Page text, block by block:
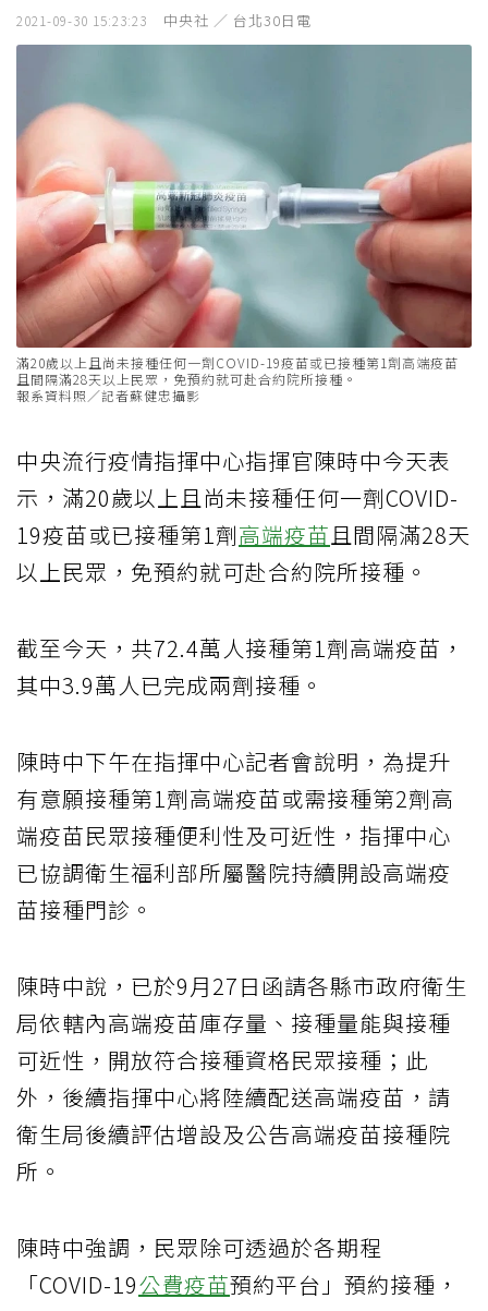
2021-09-30 15:23:23 中央社 ／ 台北30日電
滿20歲以上且尚未接種任何一劑COVID-19疫苗或已接種第1劑高端疫苗
且間隔滿28天以上民眾，免預約就可赴合約院所接種。
報系資料照／記者蘇健忠攝影
中央流行疫情指揮中心指揮官陳時中今天表
示，滿20歲以上且尚未接種任何一劑COVID-
19疫苗或已接種第1劑高端疫苗且間隔滿28天
以上民眾，免預約就可赴合約院所接種。
截至今天，共72.4萬人接種第1劑高端疫苗，
其中3.9萬人已完成兩劑接種。
陳時中下午在指揮中心記者會說明，為提升
有意願接種第1劑高端疫苗或需接種第2劑高
端疫苗民眾接種便利性及可近性，指揮中心
已協調衛生福利部所屬醫院持續開設高端疫
苗接種門診。
陳時中說，已於9月27日函請各縣市政府衛生
局依轄內高端疫苗庫存量、接種量能與接種
可近性，開放符合接種資格民眾接種；此
外，後續指揮中心將陸續配送高端疫苗，請
衛生局後續評估增設及公告高端疫苗接種院
所。
陳時中強調，民眾除可透過於各期程
「COVID-19公費疫苗預約平台」預約接種，